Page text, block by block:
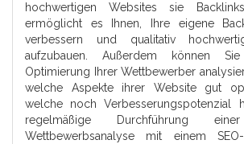
hochwertigen Websites sie
ermöglicht es Ihnen, Ihre eigene
verbessern und qualitativ
aufzubauen. Außerdem können
Optimierung Ihrer Wettbewerber
welche Aspekte ihrer Website gut
welche noch Verbesserungspotenzial
regelmäßige Durchführung
Wettbewerbsanalyse mit einem SEO-